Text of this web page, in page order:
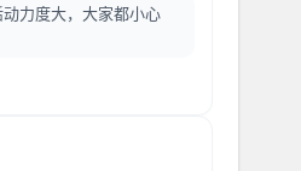
力度大，大家都小心